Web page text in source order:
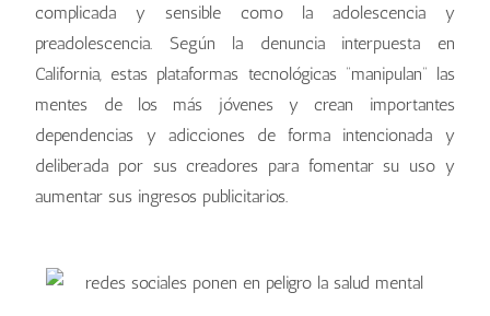
complicada y sensible como la adolescencia y
preadolescencia. Según la denuncia interpuesta en
California, estas plataformas tecnológicas “manipulan” las
mentes de los más jóvenes y crean importantes
dependencias y adicciones de forma intencionada y
deliberada por sus creadores para fomentar su uso y
aumentar sus ingresos publicitarios.